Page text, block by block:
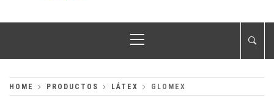
PUNTO GLOBO
Menu
HOME PRODUCTOS LÁTEX GLOMEX